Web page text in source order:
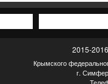
2015-
Крымского
г.